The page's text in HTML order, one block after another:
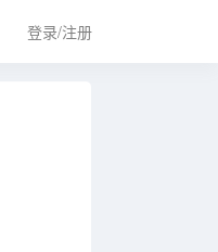
登录/注册